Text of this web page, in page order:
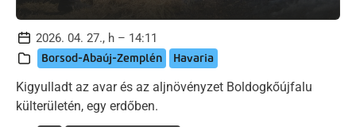
2026. 04. 27., h – 14:11
Borsod-Abaúj-Zemplén Havaria
Kigyulladt az avar és az aljnövényzet Boldogkőújfalu
külterületén, egy erdőben.